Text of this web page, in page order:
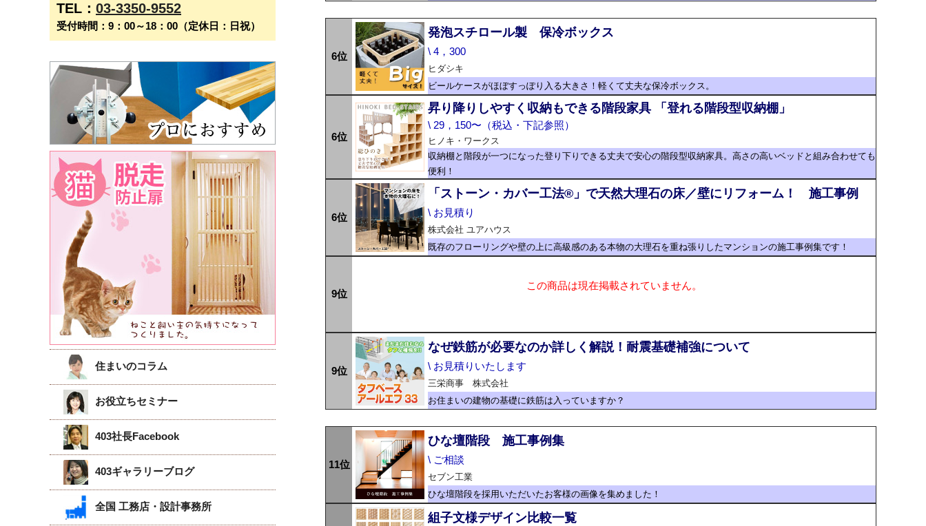
TEL： 03-3350-9552
受付時間：9：00～18：00（定休日：日祝）
住まいのコラム
お役立ちセミナー
403社長Facebook
403ギャラリーブログ
全国 工務店・設計事務所
6位
発泡スチロール製 保冷ボックス
\ 4，300
ヒダシキ
ビールケースがほぼすっぽり入る大きさ！軽くて丈夫な保冷ボックス。
6位
昇り降りしやすく収納もできる階段家具 「登れる階段型収納棚」
\ 29，150〜（税込・下記参照）
ヒノキ・ワークス
収納棚と階段が一つになった登り下りできる丈夫で安心の階段型収納家具。高さの高いベッドと組み合わせても
便利！
6位
「ストーン・カバー工法®」で天然大理石の床／壁にリフォーム！ 施工事例
\ お見積り
株式会社 ユアハウス
既存のフローリングや壁の上に高級感のある本物の大理石を重ね張りしたマンションの施工事例集です！
9位
この商品は現在掲載されていません。
9位
なぜ鉄筋が必要なのか詳しく解説！耐震基礎補強について
\ お見積りいたします
三栄商事 株式会社
お住まいの建物の基礎に鉄筋は入っていますか？
11位
ひな壇階段 施工事例集
\ ご相談
セブン工業
ひな壇階段を採用いただいたお客様の画像を集めました！
組子文様デザイン比較一覧